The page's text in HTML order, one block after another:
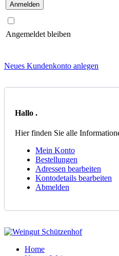
Adresse
Angemeldet bleiben
Neues Kundenkonto anlegen
Hallo .
Hier finden Sie alle
Mein Konto
Bestellungen
Adressen bearbeiten
Kontodetails bearbeiten
Abmelden
Home